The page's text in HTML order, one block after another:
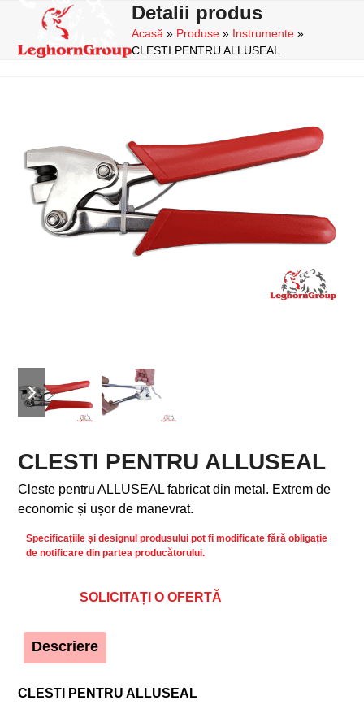
content
Open
mobile
Close
mobile
Detalii produs
Acasă » Produse » Instrumente »
CLESTI PENTRU ALLUSEAL
previous
slide
slide
CLESTI PENTRU ALLUSEAL
Cleste pentru ALLUSEAL fabricat din metal. Extrem de
economic și ușor de manevrat.
Specificațiile și designul produsului pot fi modificate fără obligație
de notificare din partea producătorului.
SOLICITAȚI O OFERTĂ
Descriere
CLESTI PENTRU ALLUSEAL